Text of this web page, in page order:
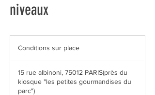
niveaux
placeConditions sur place
15 rue albinoni, 75012 PARIS(près du
kiosque "les petites gourmandises du
parc")